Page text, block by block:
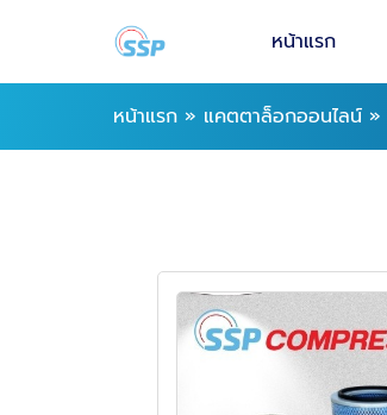
หน้าแรก
หน้าแรก » แคตตาล็อกออนไลน์ »